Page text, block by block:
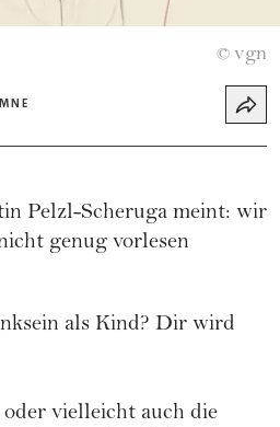
© vgn
Pelzl-Scheruga meint: wir
genug vorlesen
als Kind? Dir wird
vielleicht auch die